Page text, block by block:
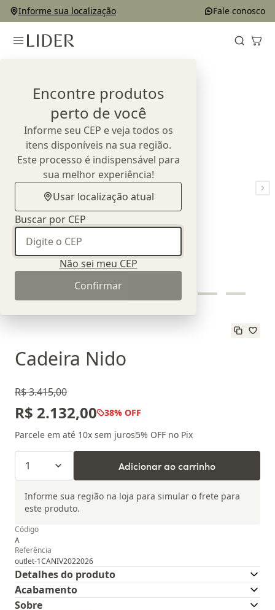
Informe sua localização Fale conosco
Encontre produtos
perto de você
Informe seu CEP e veja todos os
itens disponíveis na sua região.
Este processo é indispensável para
sua melhor experiência!
Usar localização atual
Buscar por CEP
Não sei meu CEP
Confirmar
Cadeira Nido
R$ 3.415,00
R$ 2.132,00 38% OFF
Parcele em até 10x sem juros5% OFF no Pix
1 Adicionar ao carrinho
Informe sua região na loja para simular o frete para
este produto.
Código
A
Referência
outlet-1CANIV2022026
Detalhes do produto
Acabamento
Sobre